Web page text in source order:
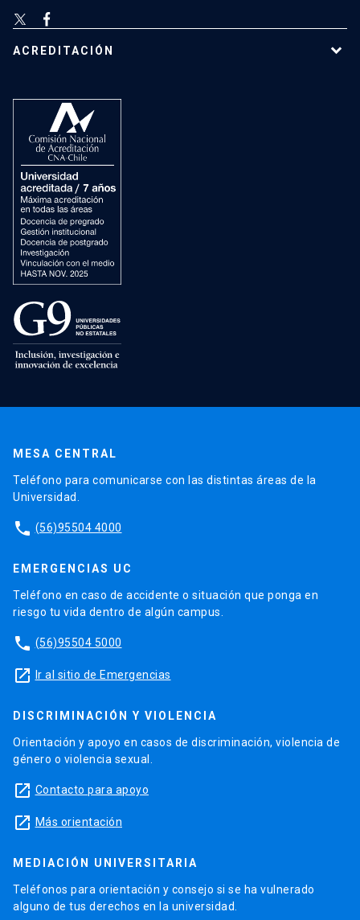
ACREDITACIÓN
MESA CENTRAL
Teléfono para comunicarse con las distintas áreas de la
Universidad.
phone (56)95504 4000
EMERGENCIAS UC
Teléfono en caso de accidente o situación que ponga en
riesgo tu vida dentro de algún campus.
phone (56)95504 5000
launch Ir al sitio de Emergencias
DISCRIMINACIÓN Y VIOLENCIA
Orientación y apoyo en casos de discriminación, violencia de
género o violencia sexual.
launch Contacto para apoyo
launch Más orientación
MEDIACIÓN UNIVERSITARIA
Teléfonos para orientación y consejo si se ha vulnerado
alguno de tus derechos en la universidad.